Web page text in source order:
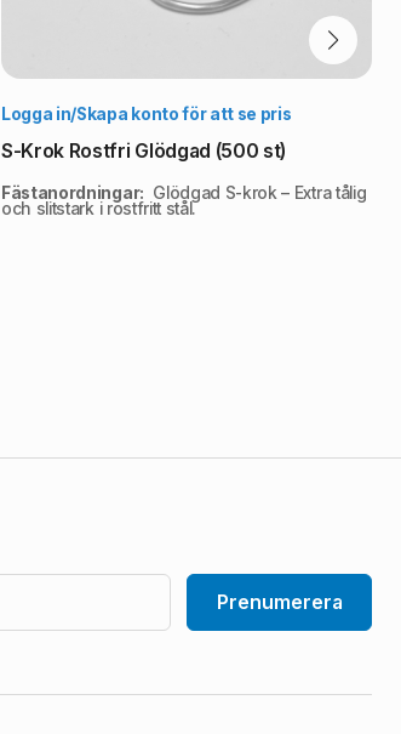
Logga in/Skapa konto för att se pris
S-Krok Rostfri Glödgad (500 st)
Fästanordningar: Glödgad S-krok – Extra tålig
och slitstark i rostfritt stål.
Välj alternativ
Prenumerera